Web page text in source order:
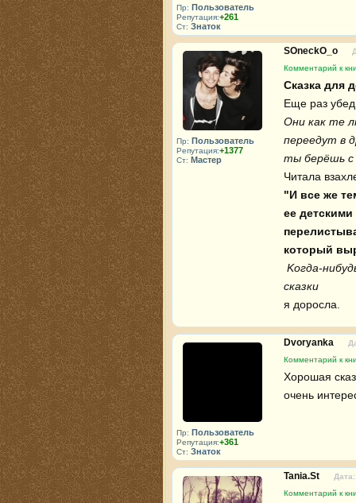
Пр: Пользователь
Репутация:+261
Ст: Знаток
Пр: Пользователь
Репутация:+1377
Ст: Мастер
SOneckO_o
Комментарий к
Сказка для
Они как те
переедут в
ты берёшь с
"И все же
ее
который
Kогда-
сказки
я доросла.
Пр: Пользователь
Репутация:+361
Ст: Знаток
Dvoryanka
Комментарий к
Хорошая
очень
Tania.St
Комментарий к